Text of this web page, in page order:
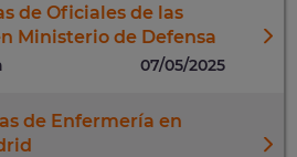
de Oficiales de las
Ministerio de Defensa
07/05/2025
de Enfermería en